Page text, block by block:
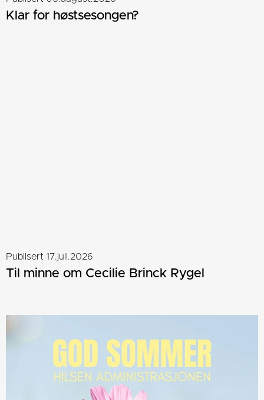
Klar for høstsesongen?
Publisert 17.juli.2026
Til minne om Cecilie Brinck Rygel